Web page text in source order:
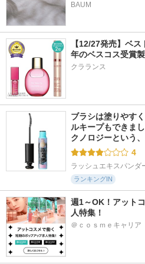
BAUM
【12/27発売】ベ
年のベスコス受賞
クラランス
ブラシは塗りやす
ルキープもできま
クノロジーという
4
ラッシュエキスパンダ
ランキングIN
週1～OK！アット
人特集！
＠ｃｏｓｍｅキャリア